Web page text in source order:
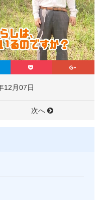
12月07日
次へ